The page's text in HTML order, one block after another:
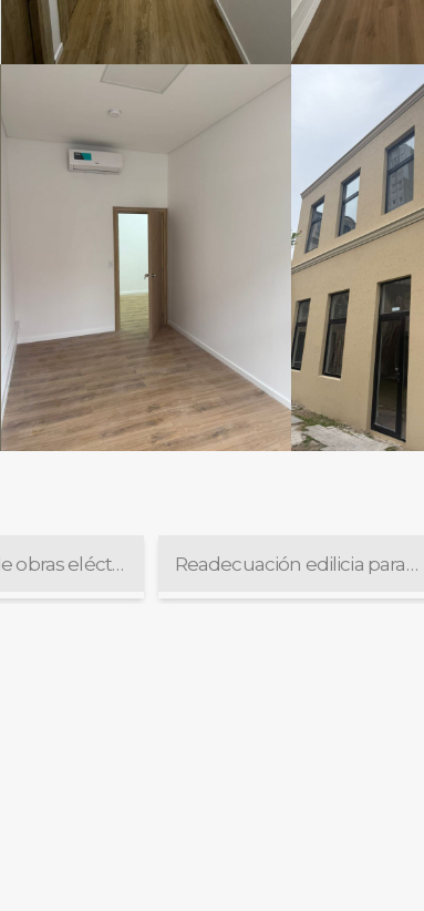
Finalización de obras eléctricas en el edificio de la Cámara Federal de Mar del Plata Readecuación edilicia para la relocalización del Juzgado Federal de Junín